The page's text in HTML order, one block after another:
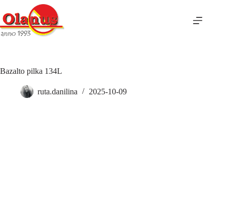
Bazalto pilka 134L
ruta.danilina 2025-10-09